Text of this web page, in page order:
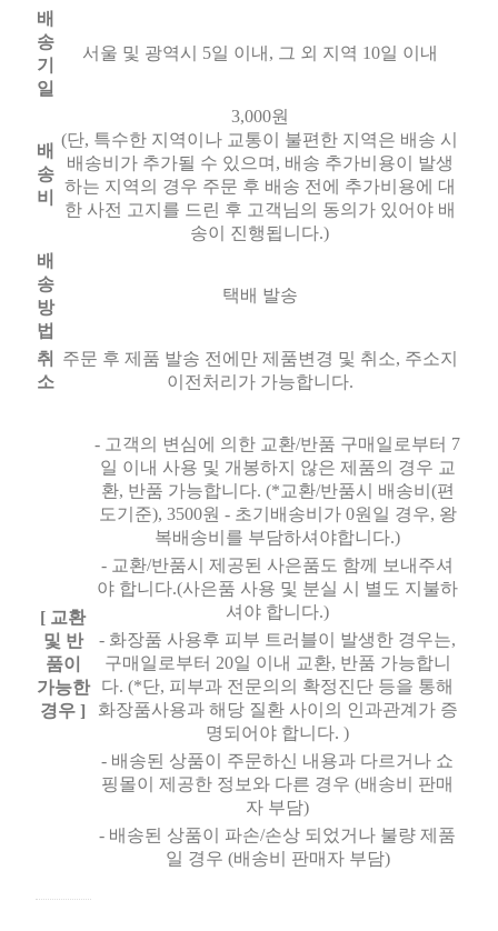
배
송
기
일
서울 및 광역시 5일 이내, 그 외 지역 10일 이내
배
송
비
3,000원
(단, 특수한 지역이나 교통이 불편한 지역은 배송 시
배송비가 추가될 수 있으며, 배송 추가비용이 발생
하는 지역의 경우 주문 후 배송 전에 추가비용에 대
한 사전 고지를 드린 후 고객님의 동의가 있어야 배
송이 진행됩니다.)
배
송
방
법
택배 발송
취
소
주문 후 제품 발송 전에만 제품변경 및 취소, 주소지
이전처리가 가능합니다.
[ 교환
및 반
품이
가능한
경우 ]
- 고객의 변심에 의한 교환/반품 구매일로부터 7
일 이내 사용 및 개봉하지 않은 제품의 경우 교
환, 반품 가능합니다. (*교환/반품시 배송비(편
도기준), 3500원 - 초기배송비가 0원일 경우, 왕
복배송비를 부담하셔야합니다.)
- 교환/반품시 제공된 사은품도 함께 보내주셔
야 합니다.(사은품 사용 및 분실 시 별도 지불하
셔야 합니다.)
- 화장품 사용후 피부 트러블이 발생한 경우는,
구매일로부터 20일 이내 교환, 반품 가능합니
다. (*단, 피부과 전문의의 확정진단 등을 통해
화장품사용과 해당 질환 사이의 인과관계가 증
명되어야 합니다. )
- 배송된 상품이 주문하신 내용과 다르거나 쇼
핑몰이 제공한 정보와 다른 경우 (배송비 판매
자 부담)
- 배송된 상품이 파손/손상 되었거나 불량 제품
일 경우 (배송비 판매자 부담)